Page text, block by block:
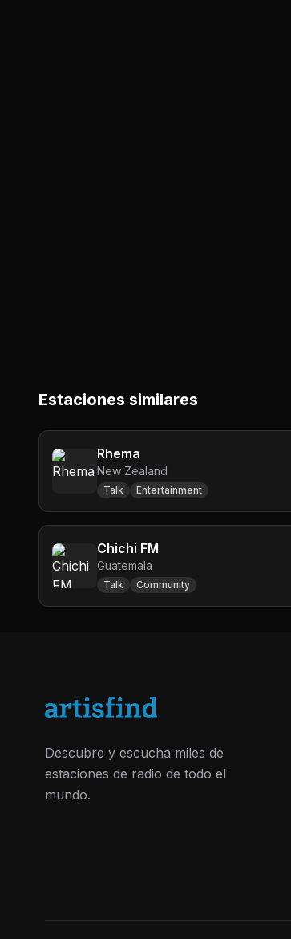
Estaciones similares
Rhema
New Zealand
Talk Entertainment
Chichi FM
Guatemala
Talk Community
Descubre y escucha miles de
estaciones de radio de todo el
mundo.